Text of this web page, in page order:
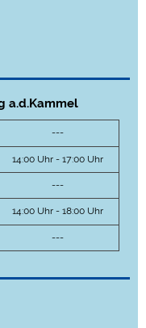
a.d.Kammel
---
14:00 Uhr - 17:00 Uhr
---
14:00 Uhr - 18:00 Uhr
---